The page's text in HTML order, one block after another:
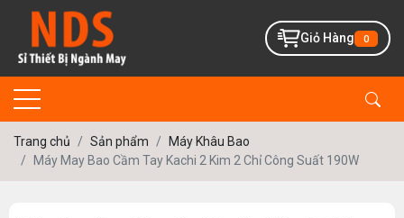
Giỏ Hàng 0
Trang chủ Sản phẩm
Máy Khâu Bao
Máy May Bao Cầm Tay Kachi 2 Kim 2 Chỉ Công Suất 190W